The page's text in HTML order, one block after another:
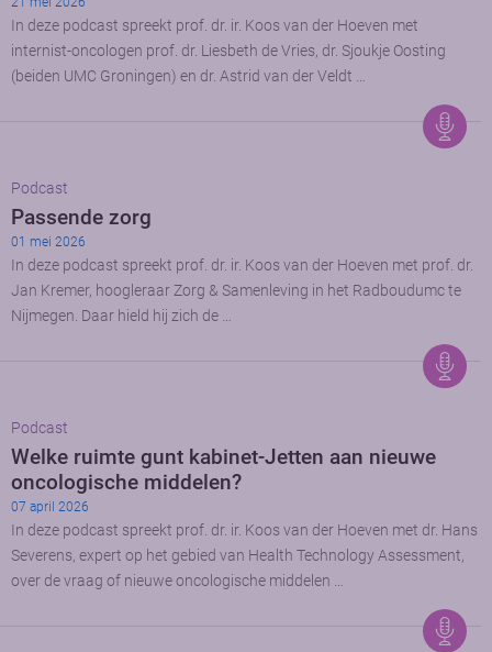
In deze podcast spreekt prof. dr. ir. Koos van der Hoeven met
internist-oncologen prof. dr. Liesbeth de Vries, dr. Sjoukje Oosting
(beiden UMC Groningen) en dr. Astrid van der Veldt …
Podcast
Passende zorg
01 mei 2026
In deze podcast spreekt prof. dr. ir. Koos van der Hoeven met prof. dr.
Jan Kremer, hoogleraar Zorg & Samenleving in het Radboudumc te
Nijmegen. Daar hield hij zich de …
Podcast
Welke ruimte gunt kabinet-Jetten aan nieuwe
oncologische middelen?
07 april 2026
In deze podcast spreekt prof. dr. ir. Koos van der Hoeven met dr. Hans
Severens, expert op het gebied van Health Technology Assessment,
over de vraag of nieuwe oncologische middelen …